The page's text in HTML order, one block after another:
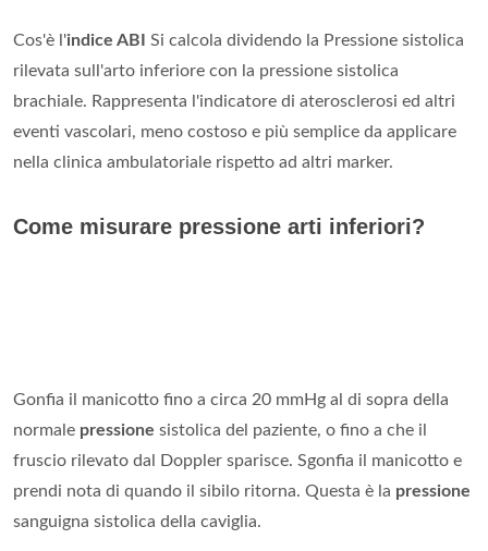
Cos'è l'indice ABI
Si calcola dividendo la Pressione sistolica
rilevata sull'arto inferiore con la pressione sistolica
brachiale. Rappresenta l'indicatore di aterosclerosi ed altri
eventi vascolari, meno costoso e più semplice da applicare
nella clinica ambulatoriale rispetto ad altri marker.
Come misurare pressione arti inferiori?
Gonfia il manicotto fino a circa 20 mmHg al di sopra della
normale pressione sistolica del paziente, o fino a che il
fruscio rilevato dal Doppler sparisce. Sgonfia il manicotto e
prendi nota di quando il sibilo ritorna. Questa è la pressione
sanguigna sistolica della caviglia.